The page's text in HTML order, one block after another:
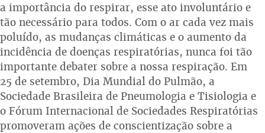
a importância do respirar, esse ato involuntário e
tão necessário para todos. Com o ar cada vez mais
poluído, as mudanças climáticas e o aumento da
incidência de doenças respiratórias, nunca foi tão
importante debater sobre a nossa respiração. Em
25 de setembro, Dia Mundial do Pulmão, a
Sociedade Brasileira de Pneumologia e Tisiologia e
o Fórum Internacional de Sociedades Respiratórias
promoveram ações de conscientização sobre a